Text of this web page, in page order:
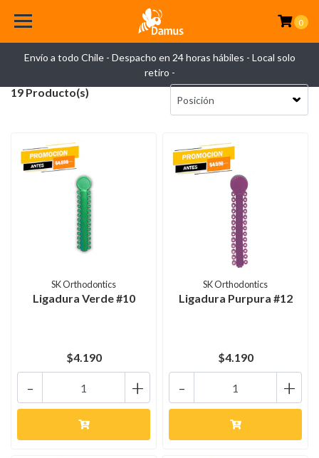
Envío a todo Chile - Despacho en 24 horas hábiles - Local solo
retiro -
0
19 Producto(s)
SK Orthodontics
Ligadura Verde #10
$4.190
+
-
SK Orthodontics
Ligadura Purpura #12
$4.190
+
-